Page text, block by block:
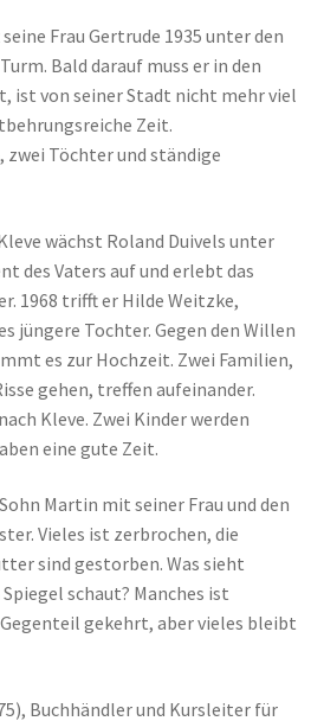
Frau Gertrude 1935 unter den
Bald darauf muss er in den
ist von seiner Stadt nicht mehr viel
Zeit.
Töchter und ständige
wächst Roland Duivels unter
des Vaters auf und erlebt das
1968 trifft er Hilde Weitzke,
jüngere Tochter. Gegen den Willen
es zur Hochzeit. Zwei Familien,
gehen, treffen aufeinander.
Kleve. Zwei Kinder werden
eine gute Zeit.
Martin mit seiner Frau und den
Vieles ist zerbrochen, die
sind gestorben. Was sieht
schaut? Manches ist
gekehrt, aber vieles bleibt
Buchhändler und Kursleiter für